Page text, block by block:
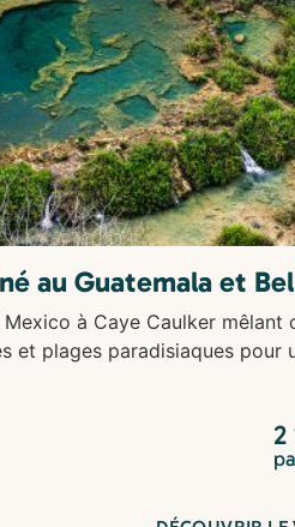
au Guatemala et
à Caye Caulker mêlant
et plages paradisiaques pour
2